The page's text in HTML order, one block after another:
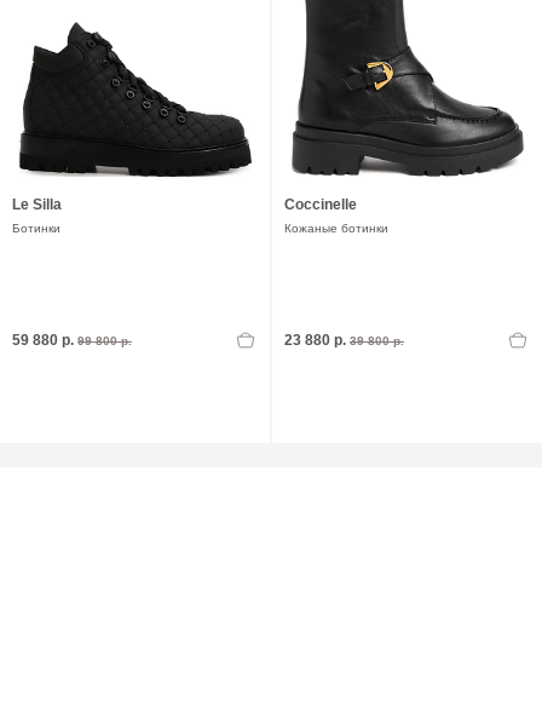
Le Silla
Ботинки
59 880 р. 99 800 р.
Coccinelle
Кожаные ботинки
23 880 р. 39 800 р.